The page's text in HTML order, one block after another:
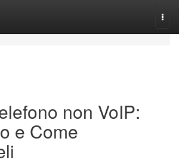
non VoIP:
e Come